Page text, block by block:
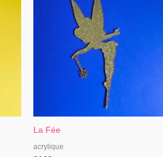
La Fée
acrylique